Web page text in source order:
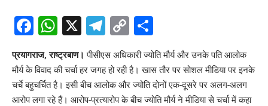
Facebook
WhatsApp
X Telegram
Copy
Link
प्रयागराज, राष्ट्रबाण। पीसीएस अधिकारी ज्योति मौर्य और उनके पति आलोक
मौर्य के विवाद की चर्चा हर जगह हो रही है। खास तौर पर सोशल मीडिया पर इनके
चर्चे बहुचर्चित है। इसी बीच आलोक और ज्योति दोनों एक-दूसरे पर अलग-अलग
आरोप लगा रहे हैं। आरोप-प्रत्यारोप के बीच ज्योति मौर्य ने मीडिया से चर्चा में कहा